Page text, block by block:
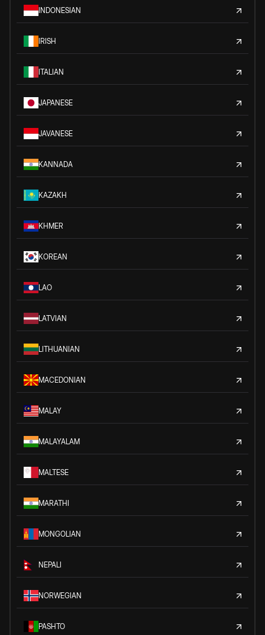
INDONESIAN
IRISH
ITALIAN
JAPANESE
JAVANESE
KANNADA
KAZAKH
KHMER
KOREAN
LAO
LATVIAN
LITHUANIAN
MACEDONIAN
MALAY
MALAYALAM
MALTESE
MARATHI
MONGOLIAN
NEPALI
NORWEGIAN
PASHTO